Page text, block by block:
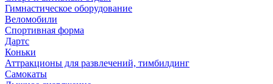
Гимнастическое оборудование
Веломобили
Спортивная форма
Дартс
Коньки
Аттракционы для развлечений, тимбилдинг
Самокаты